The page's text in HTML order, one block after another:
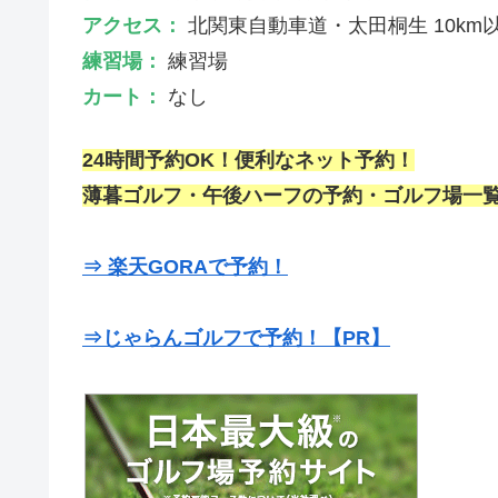
アクセス： 北関東自動車道・太田桐生 10km
練習場： 練習場
カート：
なし
24時間予約OK！便利なネット予約！
薄暮ゴルフ・午後ハーフの予約・ゴルフ場一
⇒ 楽天GORAで予約！
⇒じゃらんゴルフで予約！【PR】